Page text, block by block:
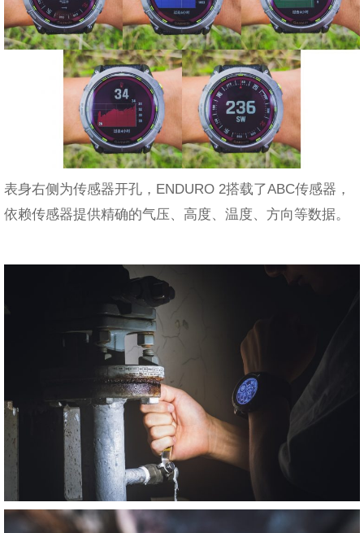
表身右侧为传感器开孔，ENDURO 2搭载了ABC传感器，
依赖传感器提供精确的气压、高度、温度、方向等数据。